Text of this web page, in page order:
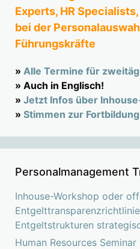
Experts, HR
bei der
Führungskräfte
» Alle Termine für
» Auch in Englisch!
» Jetzt Infos über
» Stimmen zur
Personalmanagement
Inhouse-Workshop oder
Entgeltstrukturen
Human Resources